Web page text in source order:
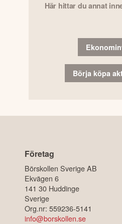
Här hittar du annat
Börja köpa
Företag
Börskollen Sverige AB
Ekvägen 6
141 30 Huddinge
Sverige
Org.nr: 559236-5141
info@borskollen.se